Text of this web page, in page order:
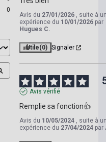
0
Avis du 27/01/2026 , suite à
expérience du 10/01/2026 par
Hugues C.
Utile(0) Signaler
Avis vérifié
Remplie sa fonction👍
Avis du 10/05/2024 , suite à
expérience du 27/04/2024 par